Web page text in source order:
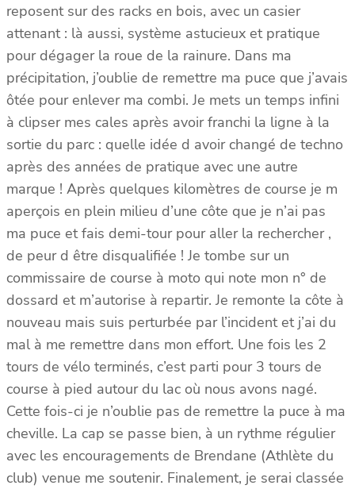
reposent sur des racks en bois, avec un casier
attenant : là aussi, système astucieux et pratique
pour dégager la roue de la rainure. Dans ma
précipitation, j’oublie de remettre ma puce que j’avais
ôtée pour enlever ma combi. Je mets un temps infini
à clipser mes cales après avoir franchi la ligne à la
sortie du parc : quelle idée d avoir changé de techno
après des années de pratique avec une autre
marque ! Après quelques kilomètres de course je m
aperçois en plein milieu d’une côte que je n’ai pas
ma puce et fais demi-tour pour aller la rechercher ,
de peur d être disqualifiée ! Je tombe sur un
commissaire de course à moto qui note mon n° de
dossard et m’autorise à repartir. Je remonte la côte à
nouveau mais suis perturbée par l’incident et j’ai du
mal à me remettre dans mon effort. Une fois les 2
tours de vélo terminés, c’est parti pour 3 tours de
course à pied autour du lac où nous avons nagé.
Cette fois-ci je n’oublie pas de remettre la puce à ma
cheville. La cap se passe bien, à un rythme régulier
avec les encouragements de Brendane (Athlète du
club) venue me soutenir. Finalement, je serai classée